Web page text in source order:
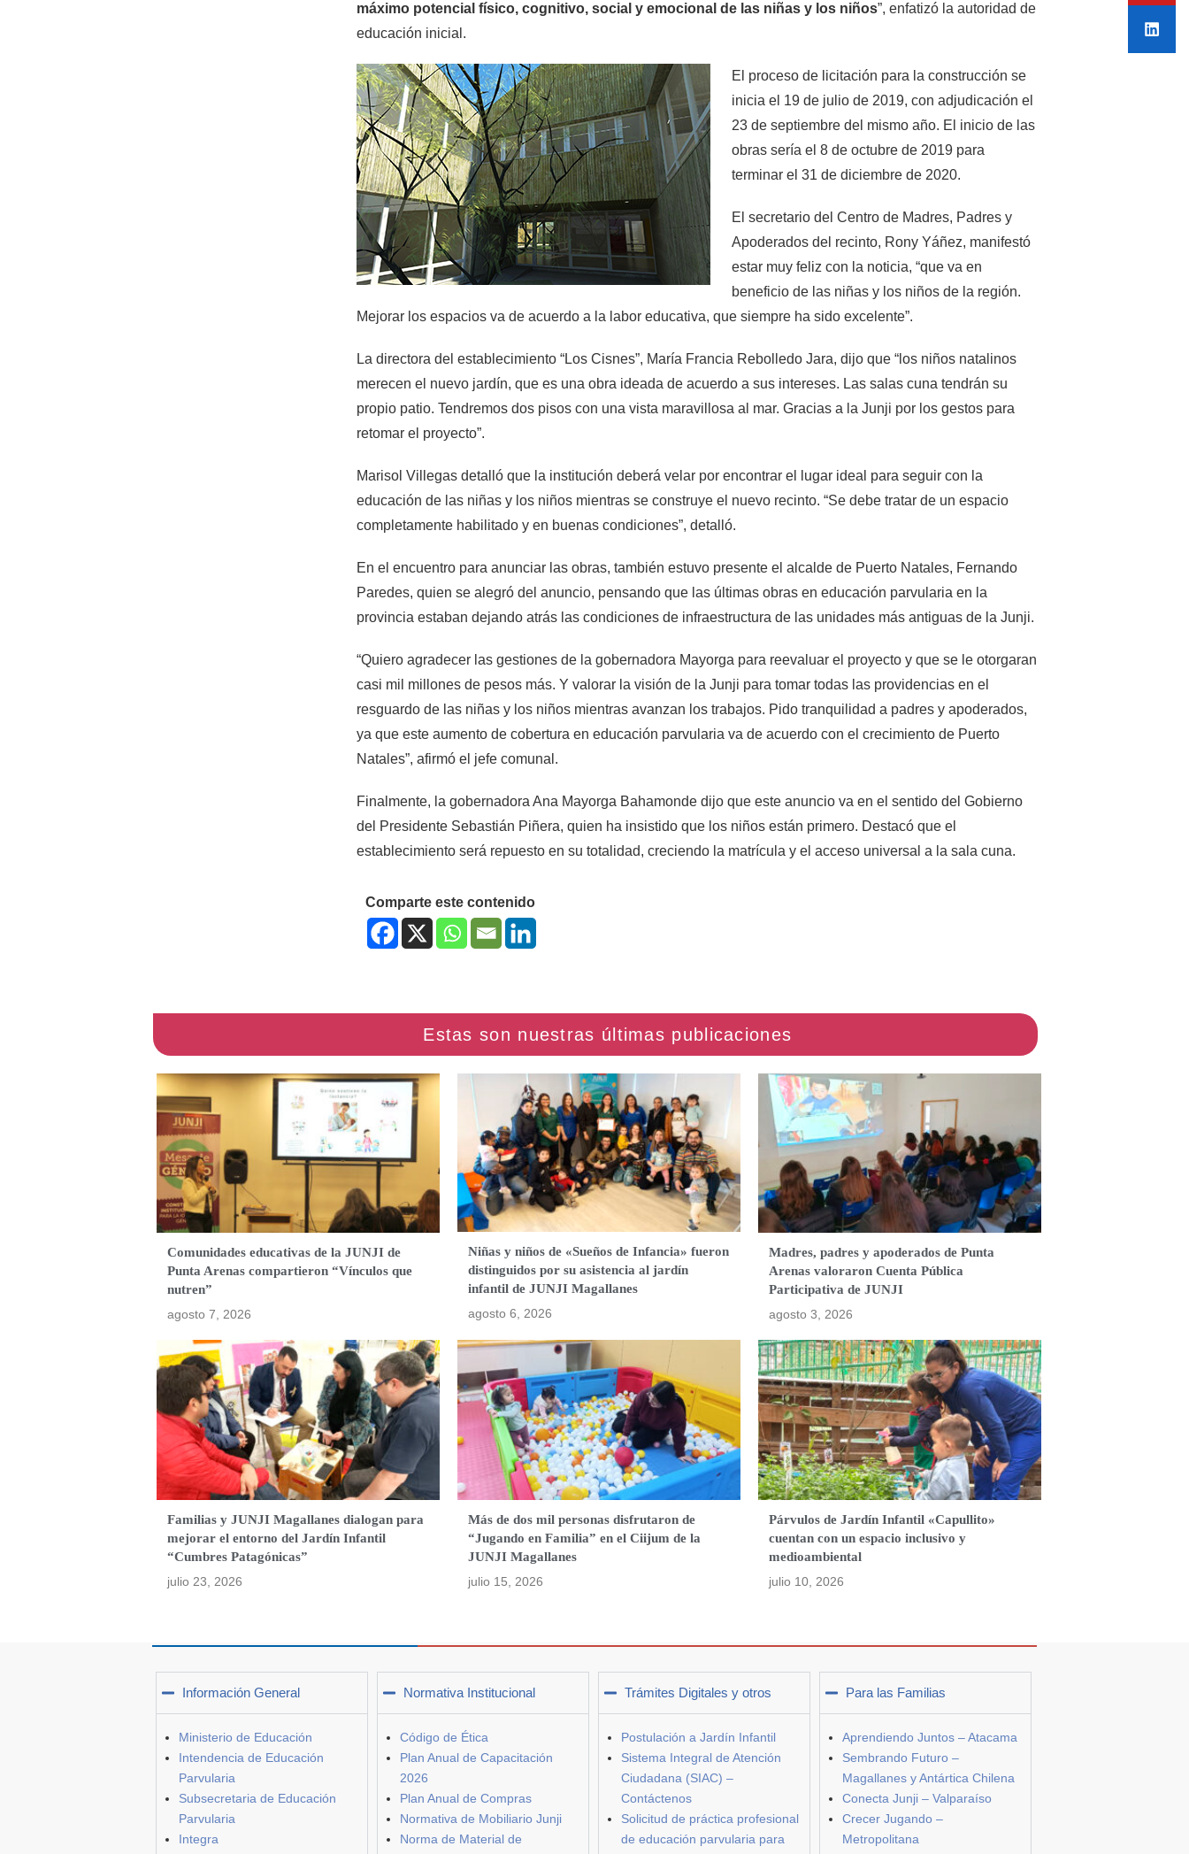
máximo potencial físico, cognitivo, social y emocional de las niñas y los niños”, enfatizó la autoridad de
educación inicial.
El proceso de licitación para la construcción se
inicia el 19 de julio de 2019, con adjudicación el
23 de septiembre del mismo año. El inicio de las
obras sería el 8 de octubre de 2019 para
terminar el 31 de diciembre de 2020.
El secretario del Centro de Madres, Padres y
Apoderados del recinto, Rony Yáñez, manifestó
estar muy feliz con la noticia, “que va en
beneficio de las niñas y los niños de la región.
Mejorar los espacios va de acuerdo a la labor educativa, que siempre ha sido excelente”.
La directora del establecimiento “Los Cisnes”, María Francia Rebolledo Jara, dijo que “los niños natalinos
merecen el nuevo jardín, que es una obra ideada de acuerdo a sus intereses. Las salas cuna tendrán su
propio patio. Tendremos dos pisos con una vista maravillosa al mar. Gracias a la Junji por los gestos para
retomar el proyecto”.
Marisol Villegas detalló que la institución deberá velar por encontrar el lugar ideal para seguir con la
educación de las niñas y los niños mientras se construye el nuevo recinto. “Se debe tratar de un espacio
completamente habilitado y en buenas condiciones”, detalló.
En el encuentro para anunciar las obras, también estuvo presente el alcalde de Puerto Natales, Fernando
Paredes, quien se alegró del anuncio, pensando que las últimas obras en educación parvularia en la
provincia estaban dejando atrás las condiciones de infraestructura de las unidades más antiguas de la Junji.
“Quiero agradecer las gestiones de la gobernadora Mayorga para reevaluar el proyecto y que se le otorgaran
casi mil millones de pesos más. Y valorar la visión de la Junji para tomar todas las providencias en el
resguardo de las niñas y los niños mientras avanzan los trabajos. Pido tranquilidad a padres y apoderados,
ya que este aumento de cobertura en educación parvularia va de acuerdo con el crecimiento de Puerto
Natales”, afirmó el jefe comunal.
Finalmente, la gobernadora Ana Mayorga Bahamonde dijo que este anuncio va en el sentido del Gobierno
del Presidente Sebastián Piñera, quien ha insistido que los niños están primero. Destacó que el
establecimiento será repuesto en su totalidad, creciendo la matrícula y el acceso universal a la sala cuna.
Comparte este contenido
Comunidades educativas de la JUNJI de
Punta Arenas compartieron “Vínculos que
nutren”
agosto 7, 2026
Niñas y niños de «Sueños de Infancia» fueron
distinguidos por su asistencia al jardín
infantil de JUNJI Magallanes
agosto 6, 2026
Madres, padres y apoderados de Punta
Arenas valoraron Cuenta Pública
Participativa de JUNJI
agosto 3, 2026
Familias y JUNJI Magallanes dialogan para
mejorar el entorno del Jardín Infantil
“Cumbres Patagónicas”
julio 23, 2026
Más de dos mil personas disfrutaron de
“Jugando en Familia” en el Ciijum de la
JUNJI Magallanes
julio 15, 2026
Párvulos de Jardín Infantil «Capullito»
cuentan con un espacio inclusivo y
medioambiental
julio 10, 2026
Información General
Ministerio de Educación
Intendencia de Educación
Parvularia
Subsecretaria de Educación
Parvularia
Integra
Normativa Institucional
Código de Ética
Plan Anual de Capacitación
2026
Plan Anual de Compras
Normativa de Mobiliario Junji
Norma de Material de
Trámites Digitales y otros
Postulación a Jardín Infantil
Sistema Integral de Atención
Ciudadana (SIAC) –
Contáctenos
Solicitud de práctica profesional
de educación parvularia para
Para las Familias
Aprendiendo Juntos – Atacama
Sembrando Futuro –
Magallanes y Antártica Chilena
Conecta Junji – Valparaíso
Crecer Jugando –
Metropolitana